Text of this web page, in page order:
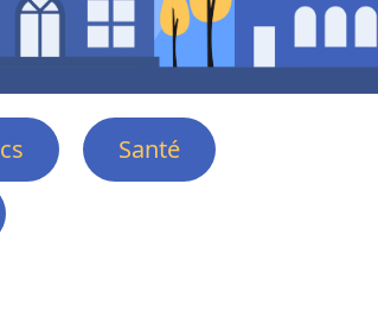
Santé